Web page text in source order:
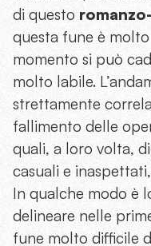
di questo
questa fune è
momento si può
molto labile.
strettamente
fallimento delle
quali, a loro volta,
casuali e
In qualche modo è
delineare nelle
fune molto difficile